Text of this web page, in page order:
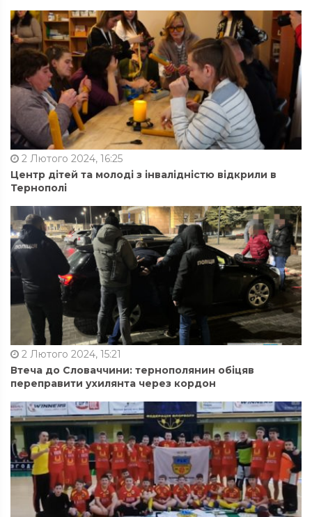
2 Лютого 2024, 16:25
Центр дітей та молоді з інвалідністю відкрили в
Тернополі
2 Лютого 2024, 15:21
Втеча до Словаччини: тернополянин обіцяв
переправити ухилянта через кордон